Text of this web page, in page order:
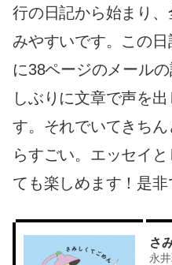
行の日記から始まり
みやすいです。この
に38ページのメール
しぶりに文章で声を
す。それでいてきち
らすごい。エッセイ
ても楽しめます！是非
さ
永